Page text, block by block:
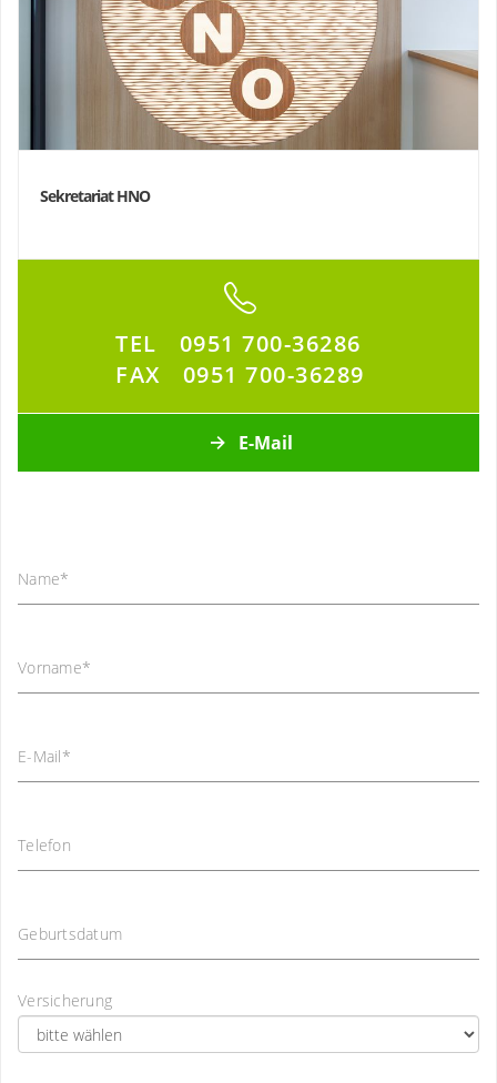
Sekretariat HNO
TEL
0951 700-36286
FAX
0951 700-36289
E-Mail
Name*
Vorname*
E-Mail*
Telefon
Geburtsdatum
Versicherung